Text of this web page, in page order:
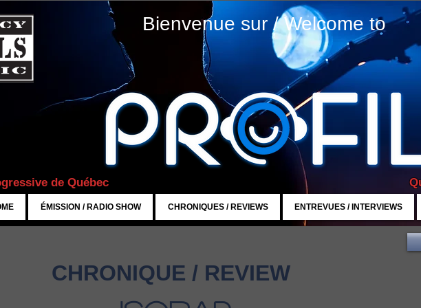
Bienvenue sur / Welcome to
de Québec
ÉMISSION / RADIO SHOW CHRONIQUES / REVIEWS ENTREVUES / INTERVIEWS
CHRONIQUE / REVIEW